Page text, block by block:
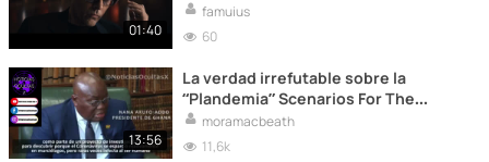
01:40
famuius
60
13:56
La verdad irrefutable sobre la
“Plandemia” Scenarios For The
Future Of Technology and
International Development
moramacbeath
11,6k